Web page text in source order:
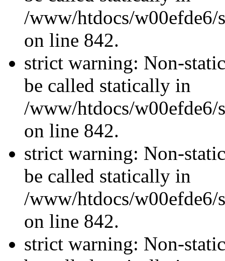
/www/htdocs/w00efde6/
on line 842.
strict warning: Non-
be called statically in
/www/htdocs/w00efde6/
on line 842.
strict warning: Non-
be called statically in
/www/htdocs/w00efde6/
on line 842.
strict warning: Non-